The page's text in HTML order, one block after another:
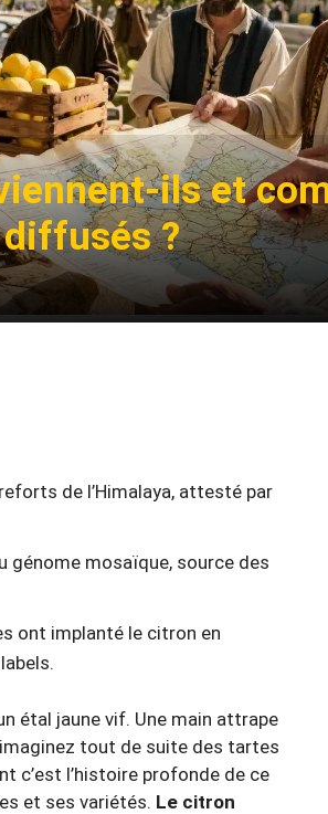
ils et
diffusés ?
de l’Himalaya, attesté par
génome mosaïque, source des
ont implanté le citron en
étal jaune vif. Une main attrape
tout de suite des tartes
c’est l’histoire profonde de ce
et ses variétés. Le citron